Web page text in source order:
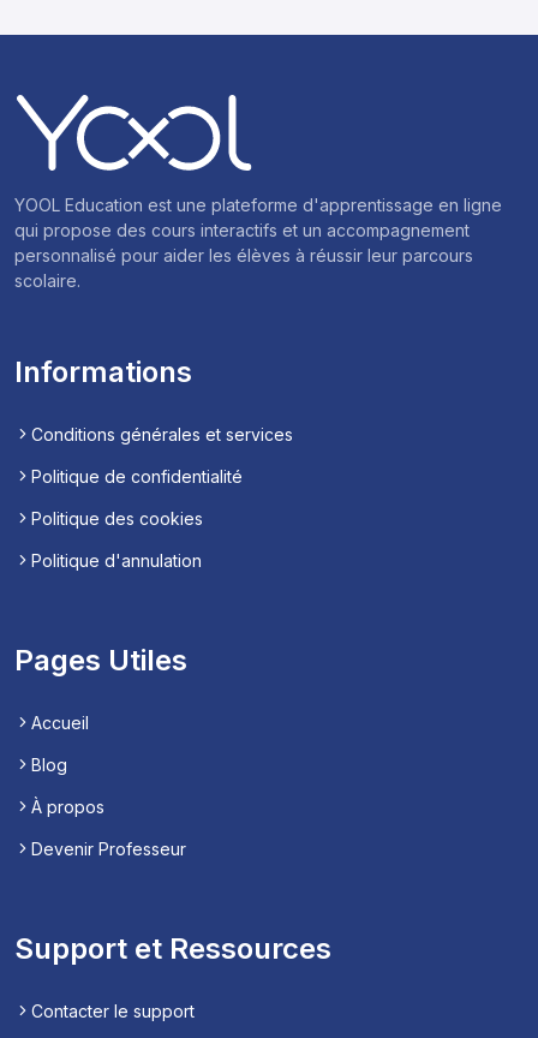
YOOL Education est une plateforme d'apprentissage en ligne
qui propose des cours interactifs et un accompagnement
personnalisé pour aider les élèves à réussir leur parcours
scolaire.
Informations
Conditions générales et services
Politique de confidentialité
Politique des cookies
Politique d'annulation
Pages Utiles
Accueil
Blog
À propos
Devenir Professeur
Support et Ressources
Contacter le support